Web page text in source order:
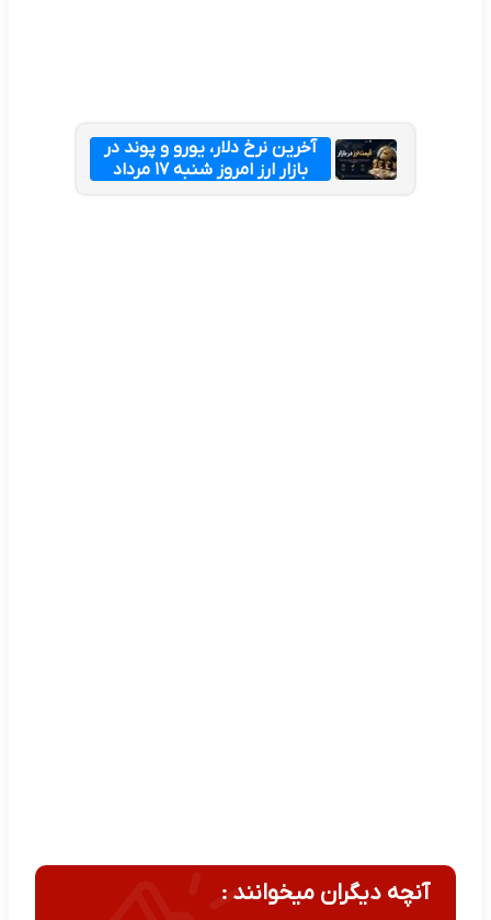
آخرین نرخ دلار، یورو و پوند در
بازار ارز امروز شنبه ۱۷ مرداد
آنچه دیگران میخوانند :